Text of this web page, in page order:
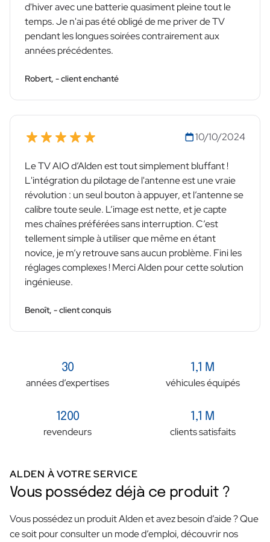
d'hiver avec une batterie quasiment pleine tout le
temps. Je n'ai pas été obligé de me priver de TV
pendant les longues soirées contrairement aux
années précédentes.
Robert, - client enchanté
10/10/2024
Le TV AIO d’Alden est tout simplement bluffant !
L'intégration du pilotage de l'antenne est une vraie
révolution : un seul bouton à appuyer, et l’antenne se
calibre toute seule. L’image est nette, et je capte
mes chaînes préférées sans interruption. C’est
tellement simple à utiliser que même en étant
novice, je m’y retrouve sans aucun problème. Fini les
réglages complexes ! Merci Alden pour cette solution
ingénieuse.
Benoît, - client conquis
30
années d’expertises
1,1 M
véhicules équipés
1200
revendeurs
1,1 M
clients satisfaits
ALDEN À VOTRE SERVICE
Vous possédez déjà ce produit ?
Vous possédez un produit Alden et avez besoin d’aide ? Que
ce soit pour consulter un mode d’emploi, découvrir nos